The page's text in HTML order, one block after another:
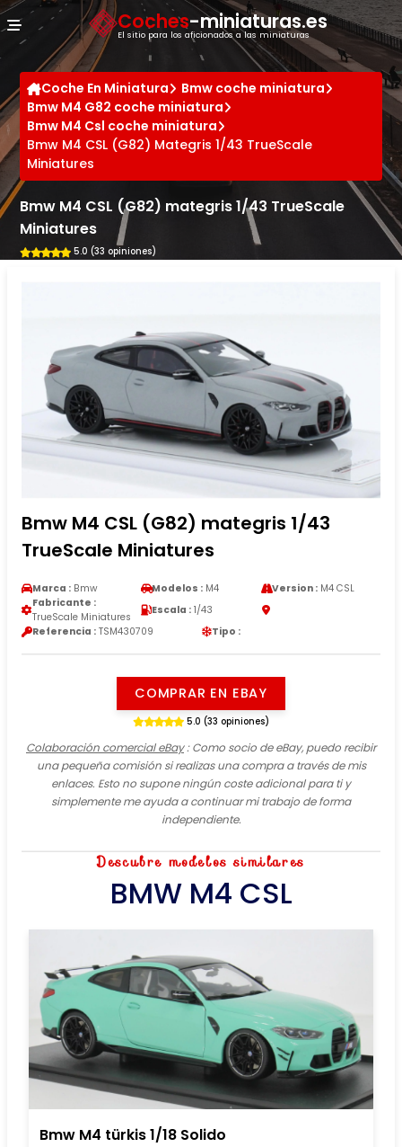
Coches-miniaturas.es
El sitio para los aficionados a las miniaturas
Coche En Miniatura
Bmw coche miniatura
Bmw M4 G82 coche miniatura
Bmw M4 Csl coche miniatura
Bmw M4 CSL (G82) Mategris 1/43 TrueScale
Miniatures
Bmw M4 CSL (G82) mategris 1/43 TrueScale
Miniatures
5.0 (33 opiniones)
Bmw M4 CSL (G82) mategris 1/43
TrueScale Miniatures
Marca : Bmw Modelos : M4 Version :M4 CSL
Fabricante :
TrueScale Miniatures
Escala : 1/43
Referencia : TSM430709 Tipo :
COMPRAR EN EBAY
5.0 (33 opiniones)
Colaboración comercial eBay: Como socio de eBay, puedo recibir
una pequeña comisión si realizas una compra a través de mis
enlaces. Esto no supone ningún coste adicional para ti y
simplemente me ayuda a continuar mi trabajo de forma
independiente.
Descubre modelos similares
BMW M4 CSL
Bmw M4 türkis 1/18 Solido
Panel de gestión de cookies